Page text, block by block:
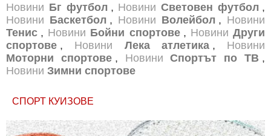
Новини Бг футбол , Новини Световен футбол ,
Новини Баскетбол , Новини Волейбол , Новини
Тенис , Новини Бойни спортове , Новини Други
спортове , Новини Лека атлетика , Новини
Моторни спортове , Новини Спортът по ТВ ,
Новини Зимни спортове
СПОРТ КУИЗОВЕ